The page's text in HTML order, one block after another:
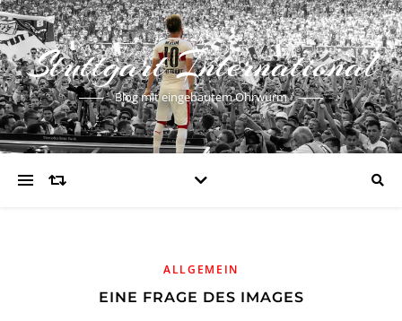
Stuttgart International
Blog mit eingebautem Ohrwurm
ALLGEMEIN
EINE FRAGE DES IMAGES